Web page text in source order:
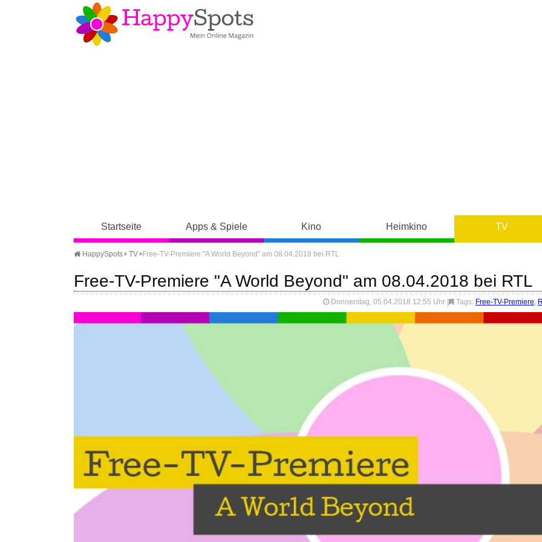
Startseite Apps & Spiele Kino Heimkino TV
HappySpots TV Free-TV-Premiere "A World Beyond" am 08.04.2018 bei RTL
Free-TV-Premiere "A World Beyond" am 08.04.2018 bei RTL
Donnerstag, 05.04.2018 12:55 Uhr Tags: Free-TV-Premiere,